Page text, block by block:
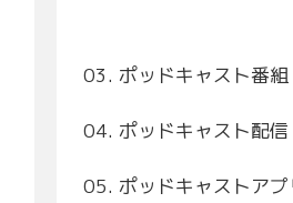
03. ポッドキャスト番組
04. ポッドキャスト配信
05. ポッドキャストアプ